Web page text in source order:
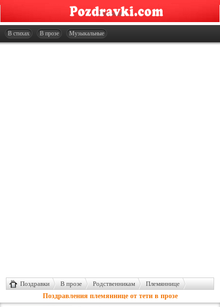
Главная
Открытки
В стихах В прозе Музыкальные
Поздравки В прозе Родственникам
Племяннице
Поздравления племяннице от тети в прозе